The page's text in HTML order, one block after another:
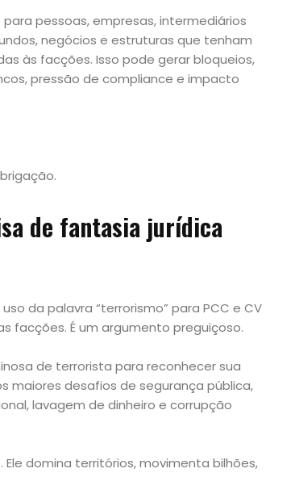
pessoas, empresas, intermediários
negócios e estruturas que tenham
às facções. Isso pode gerar bloqueios,
pressão de compliance e impacto
de fantasia jurídica
da palavra “terrorismo” para PCC e CV
facções. É um argumento preguiçoso.
de terrorista para reconhecer sua
maiores desafios de segurança pública,
lavagem de dinheiro e corrupção
domina territórios, movimenta bilhões,